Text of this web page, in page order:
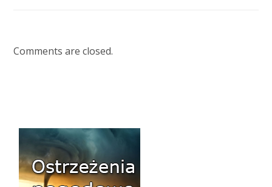
Comments are closed.